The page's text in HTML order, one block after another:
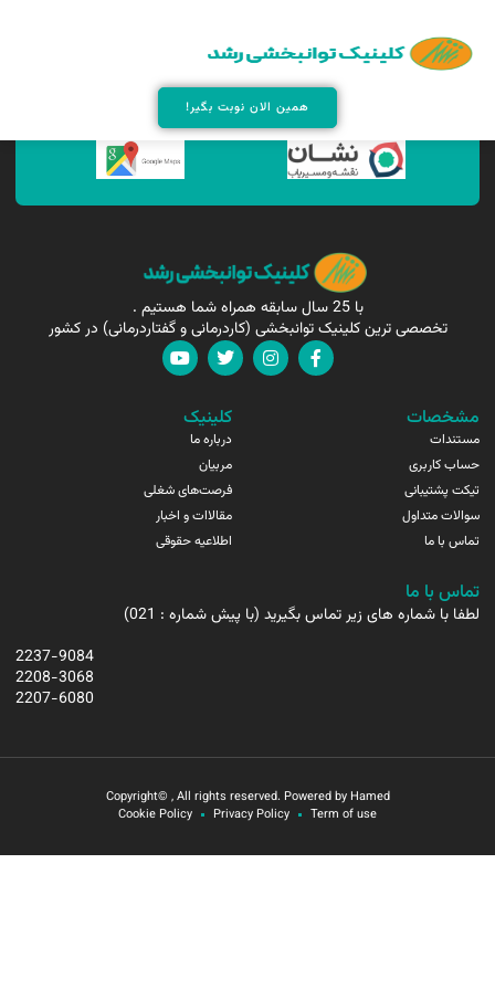
همین الان نوبت بگیر!
همین الان مارا پیدا کنید !
با 25 سال سابقه همراه شما هستیم .
تخصصی ترین کلینیک توانبخشی (کاردرمانی و گفتاردرمانی) در کشور
مشخصات
مستندات
حساب کاربری
تیکت پشتیبانی
سوالات متداول
تماس با ما
کلینیک
درباره ما
مربیان
فرصت‌های شغلی
مقالاات و اخبار
اطلاعیه حقوقی
تماس با ما
لطفا با شماره های زیر تماس بگیرید (با پیش شماره : 021)
2237-9084
2208-3068
2207-6080
Copyright© , All rights reserved. Powered by Hamed
Term of use
Privacy Policy
Cookie Policy